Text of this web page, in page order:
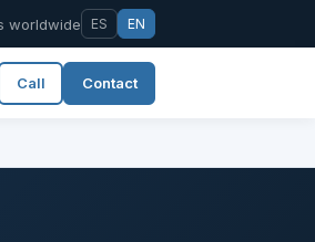
worldwide ES EN
Call Contact